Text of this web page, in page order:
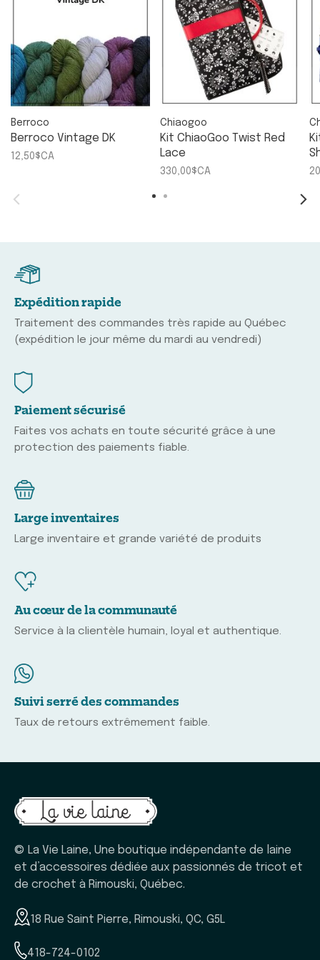
Berroco
Berroco Vintage DK
12,50$CA
Chiaogoo
Kit ChiaoGoo Twist Red
Lace
330,00$CA
Expédition rapide
Traitement des commandes très rapide au Québec
(expédition le jour même du mardi au vendredi)
Paiement sécurisé
Faites vos achats en toute sécurité grâce à une
protection des paiements fiable.
Large inventaires
Large inventaire et grande variété de produits
Au cœur de la communauté
Service à la clientèle humain, loyal et authentique.
Suivi serré des commandes
Taux de retours extrêmement faible.
© La Vie Laine, Une boutique indépendante de laine
et d’accessoires dédiée aux passionnés de tricot et
de crochet à Rimouski, Québec.
18 Rue Saint Pierre, Rimouski, QC, G5L
418-724-0102